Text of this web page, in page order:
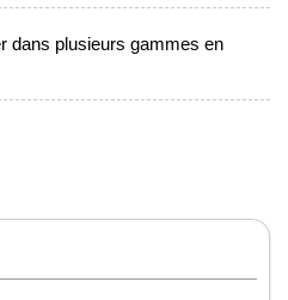
dans plusieurs gammes en